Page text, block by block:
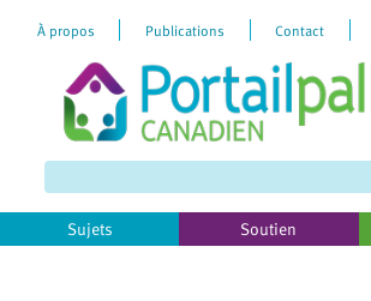
website
includes
an
À propos Publications Contact
Sujets Soutien